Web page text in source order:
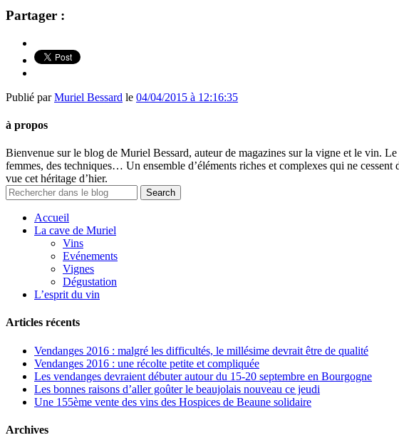
Partager :
Publié parMuriel Bessard le 04/04/2015 à 12:16:35
à propos
Bienvenue sur le blog de Muriel Bessard, auteur de magazines sur la vigne et le vin.
femmes, des techniques… Un ensemble d’éléments riches et complexes qui ne
vue cet héritage d’hier.
Accueil
La cave de Muriel
Vins
Evénements
Vignes
Dégustation
L’esprit du vin
Articles récents
Vendanges 2016 : malgré les difficultés, le millésime devrait être de qualité
Vendanges 2016 : une récolte petite et compliquée
Les vendanges devraient débuter autour du 15-20 septembre en Bourgogne
Les bonnes raisons d’aller goûter le beaujolais nouveau ce jeudi
Une 155ème vente des vins des Hospices de Beaune solidaire
Archives